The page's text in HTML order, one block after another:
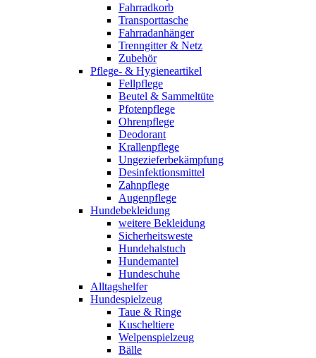
Fahrradkorb
Transporttasche
Fahrradanhänger
Trenngitter & Netz
Zubehör
Pflege- & Hygieneartikel
Fellpflege
Beutel & Sammeltüte
Pfotenpflege
Ohrenpflege
Deodorant
Krallenpflege
Ungezieferbekämpfung
Desinfektionsmittel
Zahnpflege
Augenpflege
Hundebekleidung
weitere Bekleidung
Sicherheitsweste
Hundehalstuch
Hundemantel
Hundeschuhe
Alltagshelfer
Hundespielzeug
Taue & Ringe
Kuscheltiere
Welpenspielzeug
Bälle